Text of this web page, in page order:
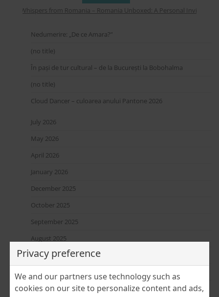
Whispers from Romania – Romania Unboxed: A Personal Invitation
Nedumerire: „De ce Amara?”
(no title)
În pași de tur cultural – de la București la Bobohalma
(no title)
Cloud Dancer – culoarea anului Pantone 2026
July 2026
May 2026
April 2026
January 2026
December 2025
October 2025
September 2025
August 2025
June 2025
April 2025
March 2025
Privacy preference
We and our partners use technology such as
cookies on our site to personalize content and ads,